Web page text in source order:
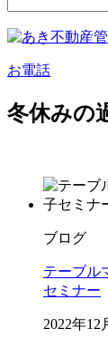
お電話
冬休みの
ブログ
テーブル
セミナー
2022年12